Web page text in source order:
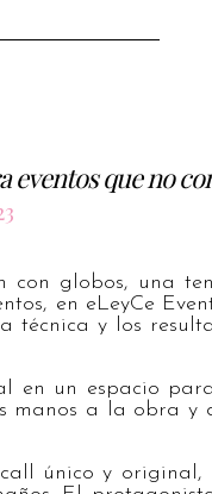
eventos que no
con globos, una
en eLeyCe
técnica y los
en un espacio
manos a la obra y
único y original,